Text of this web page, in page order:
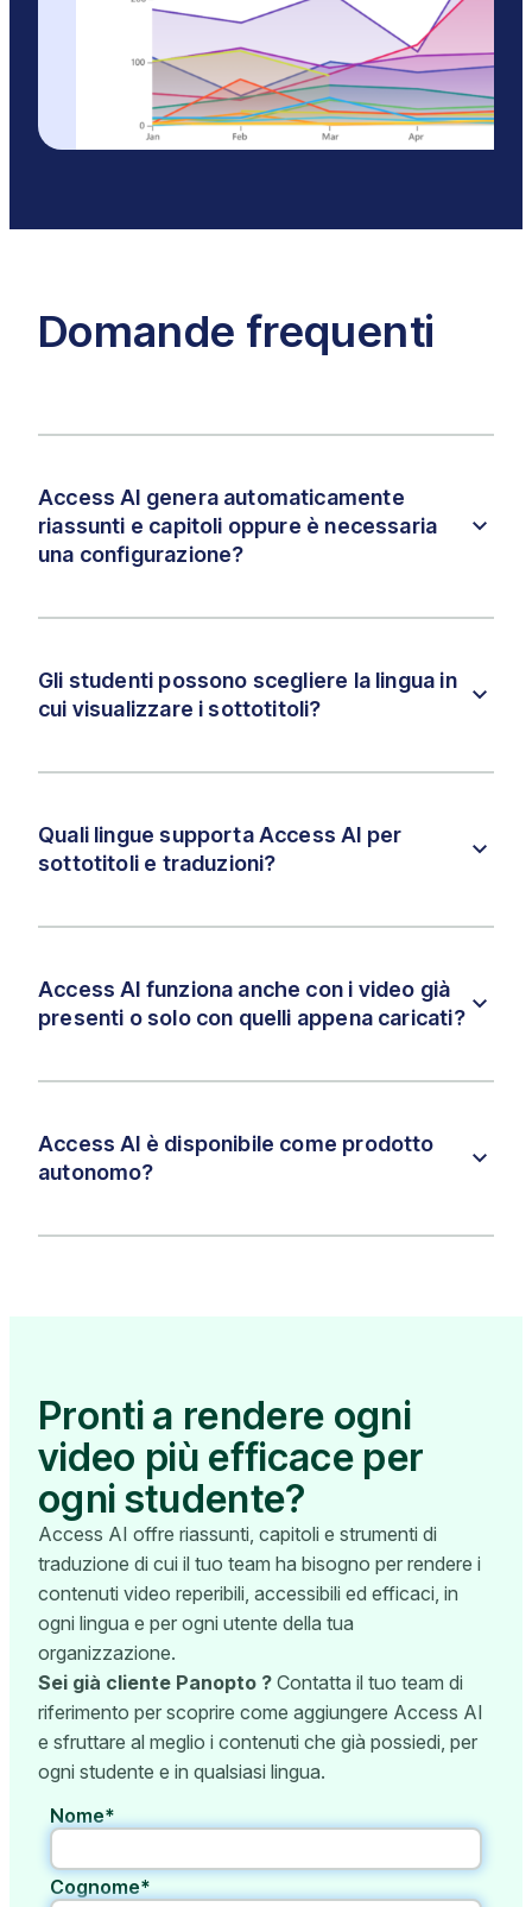
Domande frequenti
Access AI genera automaticamente
riassunti e capitoli oppure è necessaria
una configurazione?
Gli studenti possono scegliere la lingua in
cui visualizzare i sottotitoli?
Quali lingue supporta Access AI per
sottotitoli e traduzioni?
Access AI funziona anche con i video già
presenti o solo con quelli appena caricati?
Access AI è disponibile come prodotto
autonomo?
Pronti a rendere ogni
video più efficace per
ogni studente?
Access AI offre riassunti, capitoli e strumenti di
traduzione di cui il tuo team ha bisogno per rendere i
contenuti video reperibili, accessibili ed efficaci, in
ogni lingua e per ogni utente della tua
organizzazione.
Sei già cliente Panopto ? Contatta il tuo team di
riferimento per scoprire come aggiungere Access AI
e sfruttare al meglio i contenuti che già possiedi, per
ogni studente e in qualsiasi lingua.
Nome*
Cognome*